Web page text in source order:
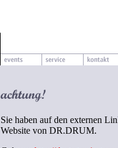
Sie haben auf den externen
Website von DR.DRUM.